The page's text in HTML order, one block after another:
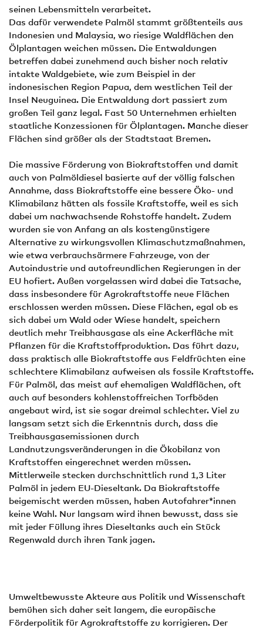
seinen Lebensmitteln verarbeitet.
Das dafür verwendete Palmöl stammt größtenteils aus
Indonesien und Malaysia, wo riesige Waldflächen den
Ölplantagen weichen müssen. Die Entwaldungen
betreffen dabei zunehmend auch bisher noch relativ
intakte Waldgebiete, wie zum Beispiel in der
indonesischen Region Papua, dem westlichen Teil der
Insel Neuguinea. Die Entwaldung dort passiert zum
großen Teil ganz legal. Fast 50 Unternehmen erhielten
staatliche Konzessionen für Ölplantagen. Manche dieser
Flächen sind größer als der Stadtstaat Bremen.
Die massive Förderung von Biokraftstoffen und damit
auch von Palmöldiesel basierte auf der völlig falschen
Annahme, dass Biokraftstoffe eine bessere Öko- und
Klimabilanz hätten als fossile Kraftstoffe, weil es sich
dabei um nachwachsende Rohstoffe handelt. Zudem
wurden sie von Anfang an als kostengünstigere
Alternative zu wirkungsvollen Klimaschutzmaßnahmen,
wie etwa verbrauchsärmere Fahrzeuge, von der
Autoindustrie und autofreundlichen Regierungen in der
EU hofiert. Außen vorgelassen wird dabei die Tatsache,
dass insbesondere für Agrokraftstoffe neue Flächen
erschlossen werden müssen. Diese Flächen, egal ob es
sich dabei um Wald oder Wiese handelt, speichern
deutlich mehr Treibhausgase als eine Ackerfläche mit
Pflanzen für die Kraftstoffproduktion. Das führt dazu,
dass praktisch alle Biokraftstoffe aus Feldfrüchten eine
schlechtere Klimabilanz aufweisen als fossile Kraftstoffe.
Für Palmöl, das meist auf ehemaligen Waldflächen, oft
auch auf besonders kohlenstoffreichen Torfböden
angebaut wird, ist sie sogar dreimal schlechter. Viel zu
langsam setzt sich die Erkenntnis durch, dass die
Treibhausgasemissionen durch
Landnutzungsveränderungen in die Ökobilanz von
Kraftstoffen eingerechnet werden müssen.
Mittlerweile stecken durchschnittlich rund 1,3 Liter
Palmöl in jedem EU-Dieseltank. Da Biokraftstoffe
beigemischt werden müssen, haben Autofahrer*innen
keine Wahl. Nur langsam wird ihnen bewusst, dass sie
mit jeder Füllung ihres Dieseltanks auch ein Stück
Regenwald durch ihren Tank jagen.
Umweltbewusste Akteure aus Politik und Wissenschaft
bemühen sich daher seit langem, die europäische
Förderpolitik für Agrokraftstoffe zu korrigieren. Der